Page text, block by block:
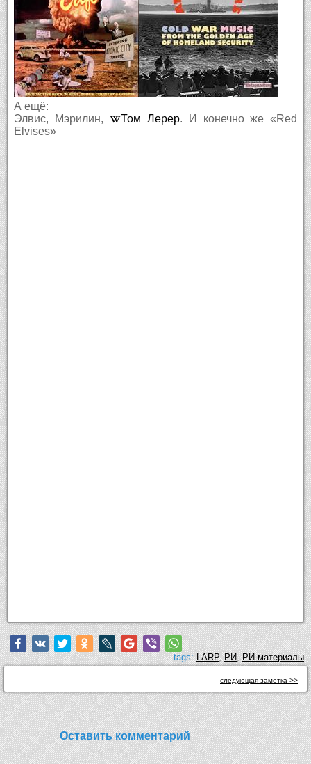
А ещё:
Элвис, Мэрилин,
Том Лерер. И конечно же «Red
Elvises»
tags: LARP,РИ,РИ материалы
следующая заметка >>
Оставить комментарий